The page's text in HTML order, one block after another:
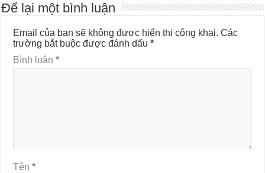
Để lại một bình luận
Email của bạn sẽ không được hiển thị công khai. Các
trường bắt buộc được đánh dấu*
Bình luận*
Tên*